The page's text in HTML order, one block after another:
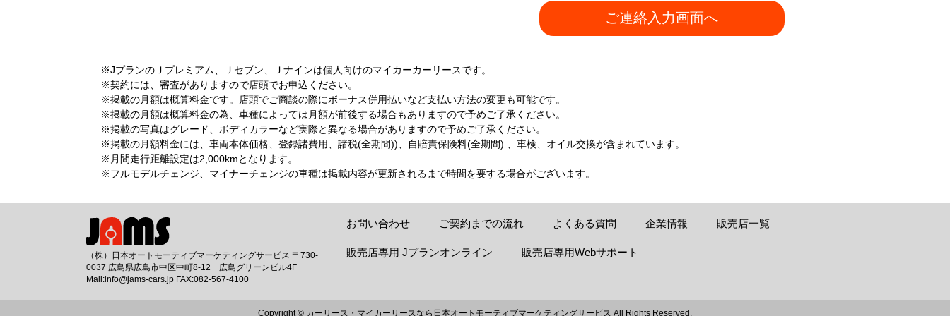
ご連絡入力画面へ
※JプランのＪプレミアム、Ｊセブン、Ｊナインは個人向けのマイカーカーリースです。
※契約には、審査がありますので店頭でお申込ください。
※掲載の月額は概算料金です。店頭でご商談の際にボーナス併用払いなど支払い方法の変更も可能です。
※掲載の月額は概算料金の為、車種によっては月額が前後する場合もありますので予めご了承ください。
※掲載の写真はグレード、ボディカラーなど実際と異なる場合がありますので予めご了承ください。
※掲載の月額料金には、車両本体価格、登録諸費用、諸税(全期間))、自賠責保険料(全期間) 、車検、オイル交換が含まれています。
※月間走行距離設定は2,000kmとなります。
※フルモデルチェンジ、マイナーチェンジの車種は掲載内容が更新されるまで時間を要する場合がございます。
（株）日本オートモーティブマーケティングサービス 〒730-
0037 広島県広島市中区中町8-12 広島グリーンビル4F
Mail:info@jams-cars.jp FAX:082-567-4100
お問い合わせ ご契約までの流れ よくある質問 企業情報 販売店一覧
販売店専用 Jプランオンライン 販売店専用Webサポート
Copyright © カーリース・マイカーリースなら日本オートモーティブマーケティングサービス All Rights Reserved.